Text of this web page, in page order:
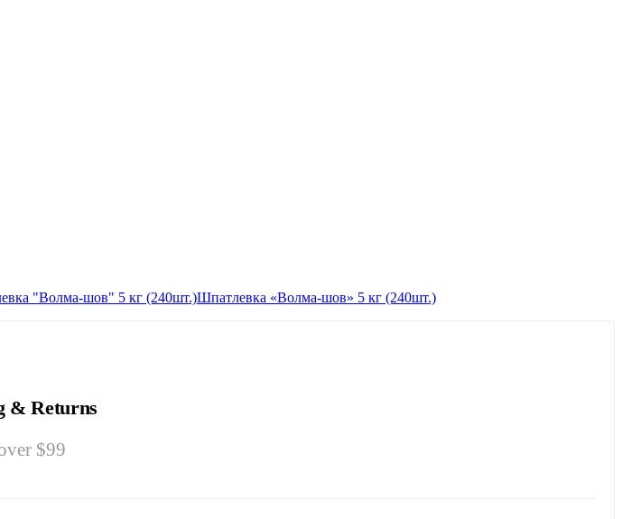
Шпатлевка «Волма-шов» 5 кг (240шт.)
& Returns
$99